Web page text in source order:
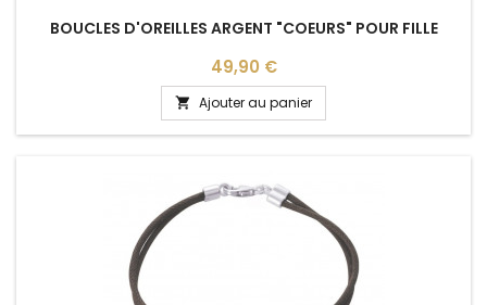
BOUCLES D'OREILLES ARGENT "COEURS" POUR FILLE
Prix
49,90 €
 Ajouter au panier